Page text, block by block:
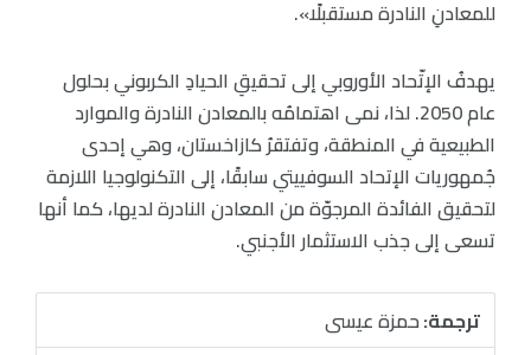
للمعادنِ النادرة مستقبلًا».
يهدفُ الإتّحاد الأوروبي إلى تحقيقِ الحيادِ الكربوني بحلول
عام 2050. لذا، نمى اهتمامُه بالمعادن النادرة والموارد
الطبيعية في المنطقة، وتفتقرُ كازاخستان، وهي إحدى
جُمهوريات الإتحاد السوفييتي سابقًا، إلى التكنولوجيا اللازمة
لتحقيق الفائدة المرجوّة من المعادن النادرة لديها، كما أنها
تسعى إلى جذب الاستثمار الأجنبي.
ترجمة:حمزة عيسى